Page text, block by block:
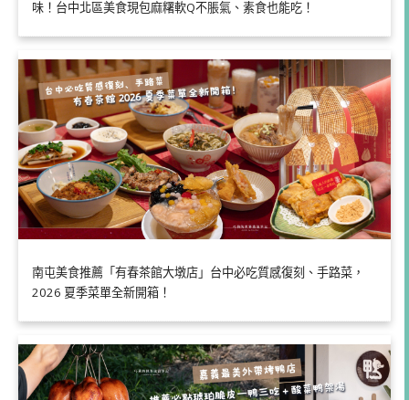
味！台中北區美食現包麻糬軟Q不脹氣、素食也能吃！
南屯美食推薦「有春茶館大墩店」台中必吃質感復刻、手路菜，
2026 夏季菜單全新開箱！